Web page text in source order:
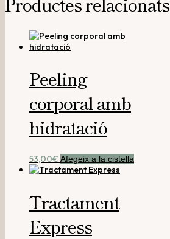
Peeling
corporal amb
hidratació
53,00€ Afegeix a la cistella
Tractament
Express